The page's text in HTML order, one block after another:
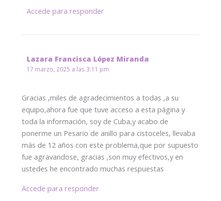
Accede para responder
Lazara Francisca López Miranda
17 marzo, 2025 a las 3:11 pm
Gracias ,miles de agradecimientos a todas ,a su
equipo,ahora fue que tuve acceso a esta página y
toda la información, soy de Cuba,y acabo de
ponerme un Pesario de anillo para cistoceles, llevaba
más de 12 años con este problema,que por supuesto
fue agravandose, gracias ,son muy efectivos,y en
ustedes he encontrado muchas respuestas
Accede para responder